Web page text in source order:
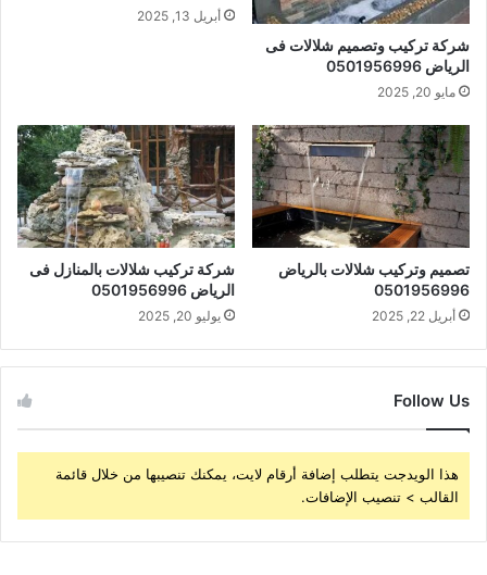
شركة تركيب وتصميم شلالات فى
الرياض 0501956996
مايو 20, 2025
أبريل 13, 2025
تصميم وتركيب شلالات بالرياض
0501956996
أبريل 22, 2025
شركة تركيب شلالات بالمنازل فى
الرياض 0501956996
يوليو 20, 2025
Follow Us
هذا الويدجت يتطلب إضافة أرقام لايت، يمكنك تنصيبها من خلال قائمة
القالب > تنصيب الإضافات.